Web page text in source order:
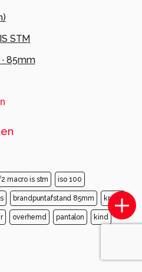
)
STM
85mm
macro is stm iso 100
brandpuntafstand 85mm kraag
overhemd pantalon kind